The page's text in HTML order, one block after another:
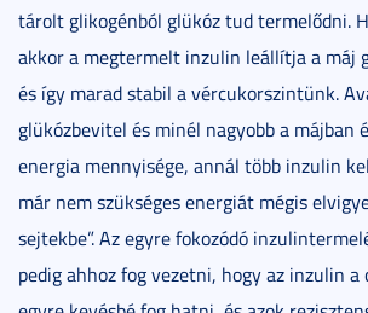
tárolt glikogénból glükóz tud termelődni.
akkor a megtermelt inzulin leállítja a máj
és így marad stabil a vércukorszintünk.
glükózbevitel és minél nagyobb a májban
energia mennyisége, annál több inzulin
már nem szükséges energiát mégis
sejtekbe”. Az egyre fokozódó
pedig ahhoz fog vezetni, hogy az inzulin